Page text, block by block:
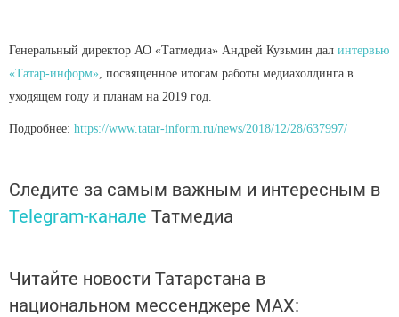
Генеральный директор АО «Татмедиа» Андрей Кузьмин дал интервью
«Татар-информ», посвященное итогам работы медиахолдинга в
уходящем году и планам на 2019 год.
Подробнее: https://www.tatar-inform.ru/news/2018/12/28/637997/
Следите за самым важным и интересным в
Telegram-канале Татмедиа
Читайте новости Татарстана в
национальном мессенджере MАХ: